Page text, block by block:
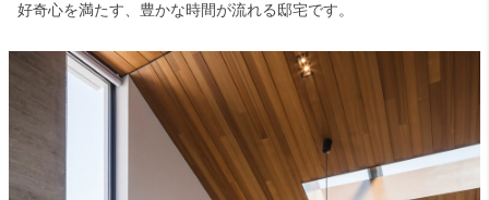
好奇心を満たす、豊かな時間が流れる邸宅です。